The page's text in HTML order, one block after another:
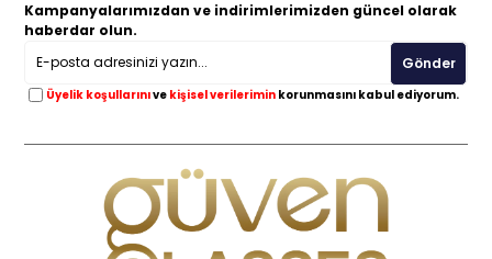
Kampanyalarımızdan ve indirimlerimizden güncel olarak
haberdar olun.
Gönder
Üyelik koşullarınıve kişisel verilerimin korunmasını kabul ediyorum.